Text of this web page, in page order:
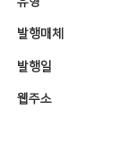
발행매체
발행일
웹주소